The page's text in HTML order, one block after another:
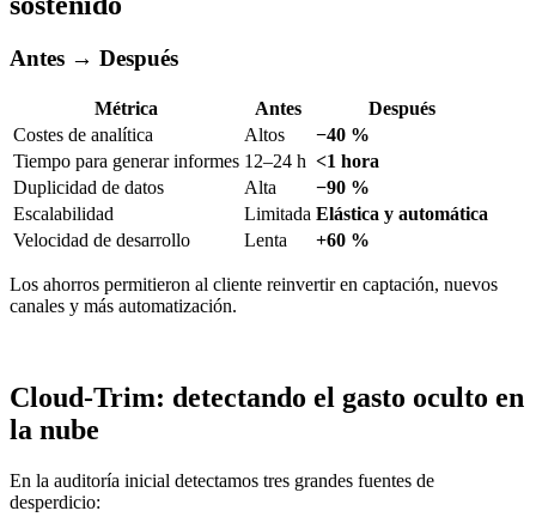
Antes → Después
Métrica Antes
Después
Costes de analítica
Altos
−40 %
Tiempo para generar informes 12–24 h <1 hora
Duplicidad de datos
Alta
−90 %
Escalabilidad
Limitada Elástica y automática
Velocidad de desarrollo
Lenta +60 %
Los ahorros permitieron al cliente reinvertir en captación, nuevos
canales y más automatización.
Cloud-Trim: detectando el gasto oculto en
la nube
En la auditoría inicial detectamos tres grandes fuentes de
desperdicio: